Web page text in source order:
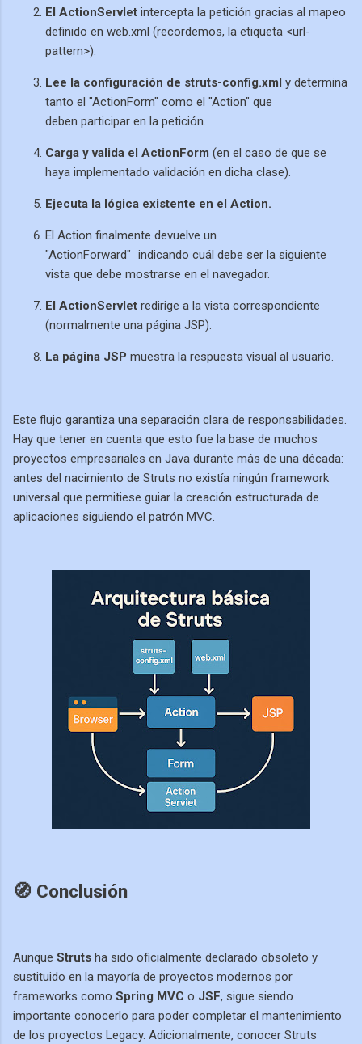
El ActionServlet intercepta la petición gracias al mapeo
definido en web.xml (recordemos, la etiqueta <url-
pattern>).
Lee la configuración de struts-config.xml y determina
tanto el "ActionForm" como el "Action" que
deben participar en la petición.
Carga y valida el ActionForm (en el caso de que se
haya implementado validación en dicha clase).
Ejecuta la lógica existente en el Action.
El Action finalmente devuelve un
"ActionForward" indicando cuál debe ser la siguiente
vista que debe mostrarse en el navegador.
El ActionServlet redirige a la vista correspondiente
(normalmente una página JSP).
La página JSP muestra la respuesta visual al usuario.
Este flujo garantiza una separación clara de responsabilidades.
Hay que tener en cuenta que esto fue la base de muchos
proyectos empresariales en Java durante más de una década:
antes del nacimiento de Struts no existía ningún framework
universal que permitiese guiar la creación estructurada de
aplicaciones siguiendo el patrón MVC.
🧭 Conclusión
Aunque Struts ha sido oficialmente declarado obsoleto y
sustituido en la mayoría de proyectos modernos por
frameworks como Spring MVC o JSF, sigue siendo
importante conocerlo para poder completar el mantenimiento
de los proyectos Legacy. Adicionalmente, conocer Struts